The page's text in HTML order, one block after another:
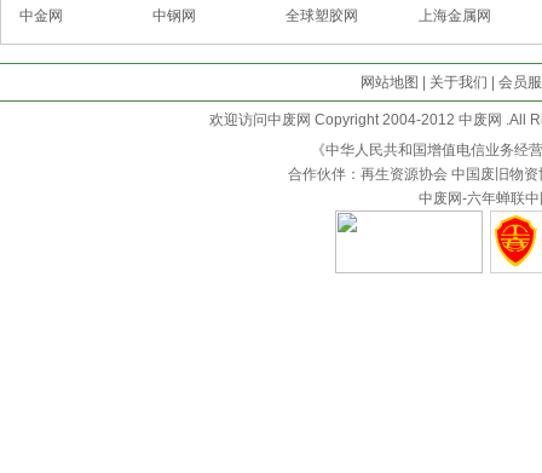
中金网 中钢网 全球塑胶网 上海金属网
网站地图 关于我们 会员
欢迎访问中废网 Copyright 2004-2012 中废网 .All
《中华人民共和国增值电信业务经
合作伙伴：再生资源协会 中国废旧物
中废网-六年蝉联